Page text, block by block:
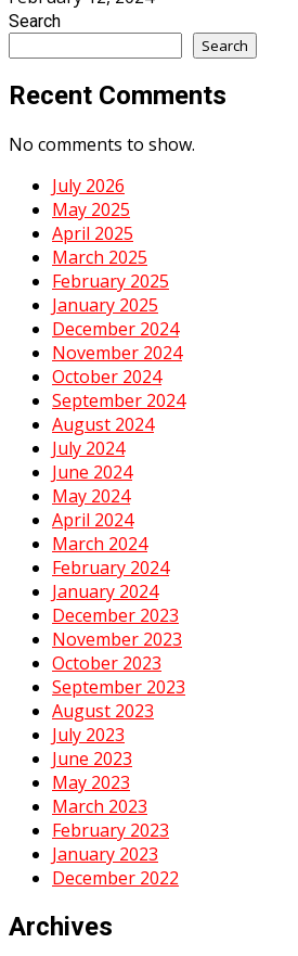
Search
Search
Recent Comments
No comments to show.
July 2026
May 2025
April 2025
March 2025
February 2025
January 2025
December 2024
November 2024
October 2024
September 2024
August 2024
July 2024
June 2024
May 2024
April 2024
March 2024
February 2024
January 2024
December 2023
November 2023
October 2023
September 2023
August 2023
July 2023
June 2023
May 2023
March 2023
February 2023
January 2023
December 2022
Archives